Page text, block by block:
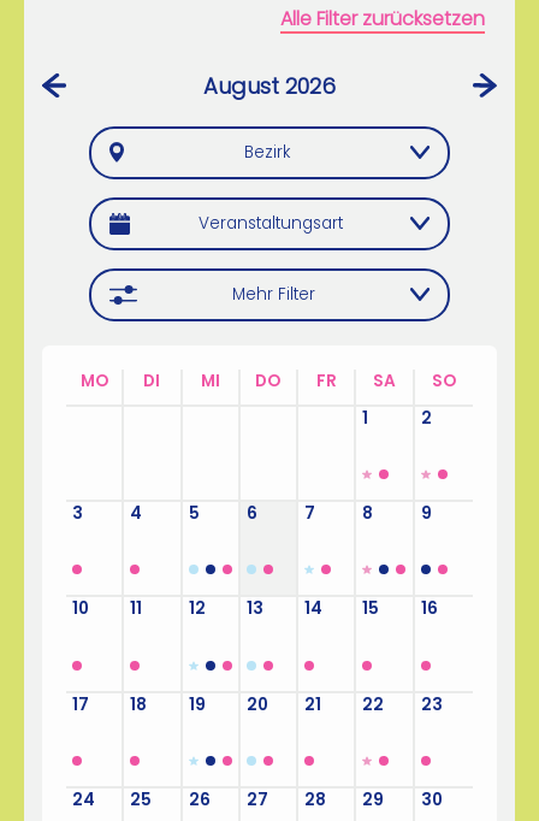
Alle Filter zurücksetzen
‹ August 2026 ›
MO DI MI DO FR SA
SO
1 2
3 4 5 6 7 8 9
10 11 12 13 14 15 16
17 18 19 20 21 22 23
24 25 26 27 28 29 30
Bezirk
Veranstaltungsart
Mehr Filter